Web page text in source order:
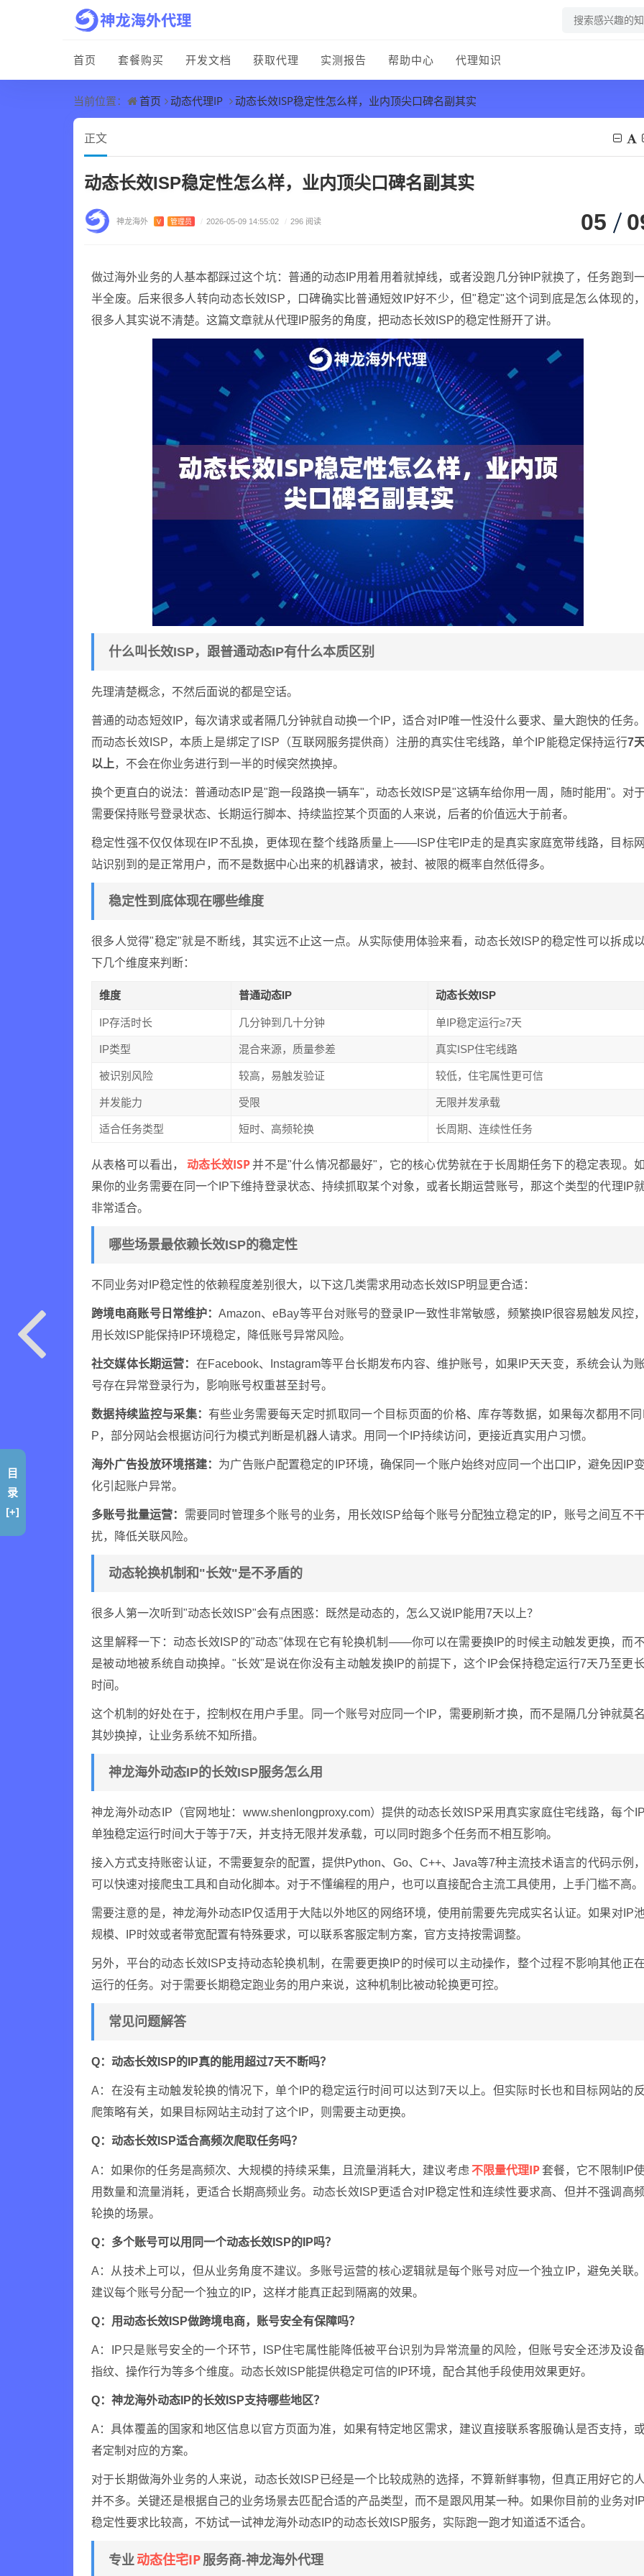
首页 套餐购买 开发文档 获取代理 实测报告 帮助中心 代理知识
当前位置： 首页 动态代理IP 动态长效ISP稳定性怎么样，业内顶尖口碑名副其实
正文
动态长效ISP稳定性怎么样，业内顶尖口碑名副其实
神龙海外 V 管理员 / 2026-05-09 14:55:02 / 296 阅读 05
做过海外业务的人基本都踩过这个坑：普通的动态IP用着用着就掉线，或者没跑几分钟IP就换了，任务跑到
半全废。后来很多人转向动态长效ISP，口碑确实比普通短效IP好不少，但"稳定"这个词到底是怎么体现的，
很多人其实说不清楚。这篇文章就从代理IP服务的角度，把动态长效ISP的稳定性掰开了讲。
什么叫长效ISP，跟普通动态IP有什么本质区别
先理清楚概念，不然后面说的都是空话。
普通的动态短效IP，每次请求或者隔几分钟就自动换一个IP，适合对IP唯一性没什么要求、量大跑快的任务。
而动态长效ISP，本质上是绑定了ISP（互联网服务提供商）注册的真实住宅线路，单个IP能稳定保持运行7
以上，不会在你业务进行到一半的时候突然换掉。
换个更直白的说法：普通动态IP是"跑一段路换一辆车"，动态长效ISP是"这辆车给你用一周，随时能用"。对
需要保持账号登录状态、长期运行脚本、持续监控某个页面的人来说，后者的价值远大于前者。
稳定性强不仅仅体现在IP不乱换，更体现在整个线路质量上——ISP住宅IP走的是真实家庭宽带线路，目标网
站识别到的是正常用户，而不是数据中心出来的机器请求，被封、被限的概率自然低得多。
稳定性到底体现在哪些维度
很多人觉得"稳定"就是不断线，其实远不止这一点。从实际使用体验来看，动态长效ISP的稳定性可以拆成以
下几个维度来判断：
维度 普通动态IP 动态长效ISP
IP存活时长 几分钟到几十分钟 单IP稳定运行≥7天
IP类型 混合来源，质量参差 真实ISP住宅线路
被识别风险 较高，易触发验证 较低，住宅属性更可信
并发能力 受限 无限并发承载
适合任务类型 短时、高频轮换 长周期、连续性任务
从表格可以看出， 动态长效ISP并不是"什么情况都最好"，它的核心优势就在于长周期任务下的稳定表现。如
果你的业务需要在同一个IP下维持登录状态、持续抓取某个对象，或者长期运营账号，那这个类型的代理IP
非常适合。
哪些场景最依赖长效ISP的稳定性
不同业务对IP稳定性的依赖程度差别很大，以下这几类需求用动态长效ISP明显更合适：
跨境电商账号日常维护：Amazon、eBay等平台对账号的登录IP一致性非常敏感，频繁换IP很容易触发风控，
用长效ISP能保持IP环境稳定，降低账号异常风险。
社交媒体长期运营： 在Facebook、Instagram等平台长期发布内容、维护账号，如果IP天天变，系统会认为账
号存在异常登录行为，影响账号权重甚至封号。
数据持续监控与采集： 有些业务需要每天定时抓取同一个目标页面的价格、库存等数据，如果每次都用不同I
P，部分网站会根据访问行为模式判断是机器人请求。用同一个IP持续访问，更接近真实用户习惯。
海外广告投放环境搭建： 为广告账户配置稳定的IP环境，确保同一个账户始终对应同一个出口IP，避免因IP变
化引起账户异常。
多账号批量运营： 需要同时管理多个账号的业务，用长效ISP给每个账号分配独立稳定的IP，账号之间互不
扰，降低关联风险。
动态轮换机制和"长效"是不矛盾的
很多人第一次听到"动态长效ISP"会有点困惑：既然是动态的，怎么又说IP能用7天以上？
这里解释一下：动态长效ISP的"动态"体现在它有轮换机制——你可以在需要换IP的时候主动触发更换，而不
是被动地被系统自动换掉。"长效"是说在你没有主动触发换IP的前提下，这个IP会保持稳定运行7天乃至更长
时间。
这个机制的好处在于，控制权在用户手里。同一个账号对应同一个IP，需要刷新才换，而不是隔几分钟就莫名
其妙换掉，让业务系统不知所措。
神龙海外动态IP的长效ISP服务怎么用
神龙海外动态IP（官网地址：www.shenlongproxy.com）提供的动态长效ISP采用真实家庭住宅线路，每个IP
单独稳定运行时间大于等于7天，并支持无限并发承载，可以同时跑多个任务而不相互影响。
接入方式支持账密认证，不需要复杂的配置，提供Python、Go、C++、Java等7种主流技术语言的代码示例，
可以快速对接爬虫工具和自动化脚本。对于不懂编程的用户，也可以直接配合主流工具使用，上手门槛不高。
需要注意的是，神龙海外动态IP仅适用于大陆以外地区的网络环境，使用前需要先完成实名认证。如果对IP
规模、IP时效或者带宽配置有特殊要求，可以联系客服定制方案，官方支持按需调整。
另外，平台的动态长效ISP支持动态轮换机制，在需要更换IP的时候可以主动操作，整个过程不影响其他正在
运行的任务。对于需要长期稳定跑业务的用户来说，这种机制比被动轮换更可控。
常见问题解答
Q：动态长效ISP的IP真的能用超过7天不断吗？
A：在没有主动触发轮换的情况下，单个IP的稳定运行时间可以达到7天以上。但实际时长也和目标网站的反
爬策略有关，如果目标网站主动封了这个IP，则需要主动更换。
Q：动态长效ISP适合高频次爬取任务吗？
A：如果你的任务是高频次、大规模的持续采集，且流量消耗大，建议考虑 不限量代理IP套餐，它不限制IP
用数量和流量消耗，更适合长期高频业务。动态长效ISP更适合对IP稳定性和连续性要求高、但并不强调高频
轮换的场景。
Q：多个账号可以用同一个动态长效ISP的IP吗？
A：从技术上可以，但从业务角度不建议。多账号运营的核心逻辑就是每个账号对应一个独立IP，避免关联。
建议每个账号分配一个独立的IP，这样才能真正起到隔离的效果。
Q：用动态长效ISP做跨境电商，账号安全有保障吗？
A：IP只是账号安全的一个环节，ISP住宅属性能降低被平台识别为异常流量的风险，但账号安全还涉及设
指纹、操作行为等多个维度。动态长效ISP能提供稳定可信的IP环境，配合其他手段使用效果更好。
Q：神龙海外动态IP的长效ISP支持哪些地区？
A：具体覆盖的国家和地区信息以官方页面为准，如果有特定地区需求，建议直接联系客服确认是否支持，
者定制对应的方案。
对于长期做海外业务的人来说，动态长效ISP已经是一个比较成熟的选择，不算新鲜事物，但真正用好它的人
并不多。关键还是根据自己的业务场景去匹配合适的产品类型，而不是跟风用某一种。如果你目前的业务对IP
稳定性要求比较高，不妨试一试神龙海外动态IP的动态长效ISP服务，实际跑一跑才知道适不适合。
专业 动态住宅IP 服务商-神龙海外代理
目
录
[+]